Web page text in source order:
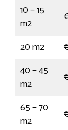
10 – 15
m2
20 m2
40 – 45
m2
65 – 70
m2